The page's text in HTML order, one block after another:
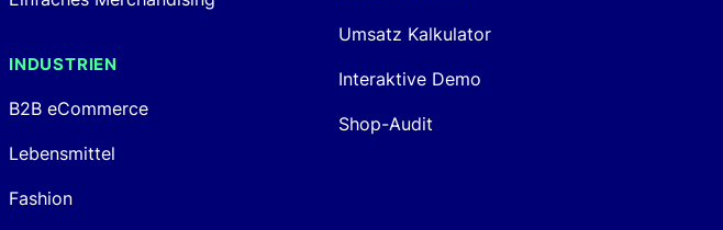
INDUSTRIEN
B2B eCommerce
Lebensmittel
Fashion
Umsatz Kalkulator
Interaktive Demo
Shop-Audit